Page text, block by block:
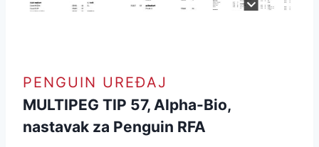
PENGUIN UREĐAJ
MULTIPEG TIP 57, Alpha-Bio,
nastavak za Penguin RFA